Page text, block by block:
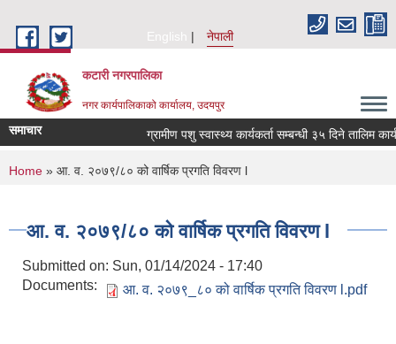
English
नेपाली
कटारी नगरपालिका
नगर कार्यपालिकाको कार्यालय, उदयपुर
समाचार ग्रामीण पशु स्वास्थ्य कार्यकर्ता सम्बन्धी ३५ दिने तालिम
You are here
Home » आ. व. २०७९/८० को वार्षिक प्रगति विवरण l
आ. व. २०७९/८० को वार्षिक प्रगति विवरण l
Submitted on: Sun, 01/14/2024 - 17:40
Documents:
आ. व. २०७९_८० को वार्षिक प्रगति विवरण l.pdf